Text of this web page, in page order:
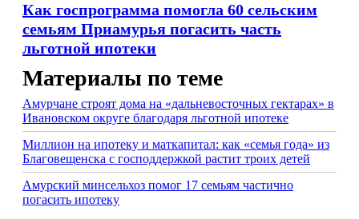
Как госпрограмма помогла 60 сельским
семьям Приамурья погасить часть
льготной ипотеки
Материалы по теме
Амурчане строят дома на «дальневосточных гектарах» в
Ивановском округе благодаря льготной ипотеке
Миллион на ипотеку и маткапитал: как «семья года» из
Благовещенска с господдержкой растит троих детей
Амурский минсельхоз помог 17 семьям частично
погасить ипотеку